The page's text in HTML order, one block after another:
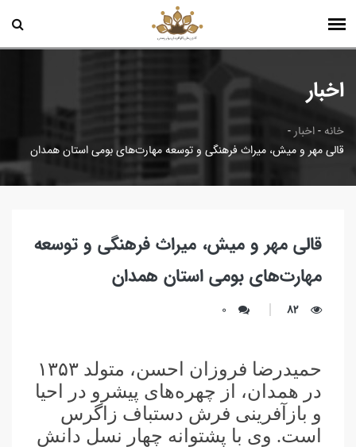
اخبار
خانه -اخبار-
قالی مهر و میش، میراث فرهنگی و توسعه مهارت‌های بومی استان همدان
قالی مهر و میش، میراث فرهنگی و توسعه
مهارت‌های بومی استان همدان
82
0
حمیدرضا فروزان احسن، متولد ۱۳۵۳
در همدان، از چهره‌های پیشرو در احیا
و بازآفرینی فرش دستباف زاگرس
است. وی با پشتوانه چهار نسل دانش